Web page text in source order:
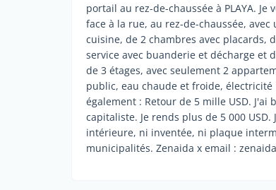
portail au rez-de-chaussée à PLAYA.
face à la rue, au rez-de-chaussée,
cuisine, de 2 chambres avec placards,
service avec buanderie et décharge
de 3 étages, avec seulement 2
public, eau chaude et froide,
également : Retour de 5 mille USD. J'ai
capitaliste. Je rends plus de 5 000
intérieure, ni inventée, ni plaque
municipalités. Zenaida x email :